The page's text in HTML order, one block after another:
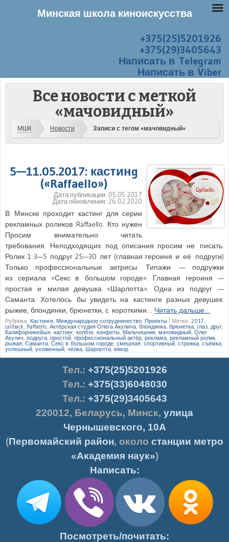
+375(25)5201926
+375(29)3405643
Написать в Telegram
Написать в Viber
Все новости с меткой
«мачовидный»
МШК Новости Записи с тегом «мачовидный»
5—11.05.2017: кастинg
(«Raffaello»)
Дата публикации: 05.05.2017
Дата обновления: 26.02.2020
В Минске проходит кастинг для серии
рекламных роликов Raffaello. Кто нужен
Просим внимательно читать
требования. Неподходящих под описания просим не писать.
Ролик 1 3—5 подруг 25—30 лет (главная героиня и её подруги)
Только профессиональные актрисы. Типажи — подружки
из сериала «Секс в большом городе». Главная героиня —
простая и милая девушка «Шарлотта». Одна из подруг —
Саманта. Хотелось бы увидеть на кастинге разных девушек:
рыжие, блондинки, брюнетки, с короткими… Читать дальше…
Рубрика: Кастинги Международное сотрудничество Проекты Метки: 2017
callback Raffaello Актёрская студия Олега Акулича блондинка брюнетка глаз друг
Калифорникейшн кастинг колбэк конфеты,Мальчишник мачовидный ,Олег
Акулич ,подруга простой ,профессиональный актёр реклама рекламный ролик
рыжая ,Саманта Секс в большом городе смешная, спортивный стрижка ,съёмка
успешный ухоженный чёлка Шарлотта ,юмор
Тел.: +375(25)5201926
Тел.: +375(33)6048030
Тел.: +375(29)3405643
220012, Беларусь, Минск, улица
Чернышевского, 10А
(Первомайский район, около станции метро
«Академия наук»)
Написать:
Посмотреть/почитать:
Минская школа киноискусства